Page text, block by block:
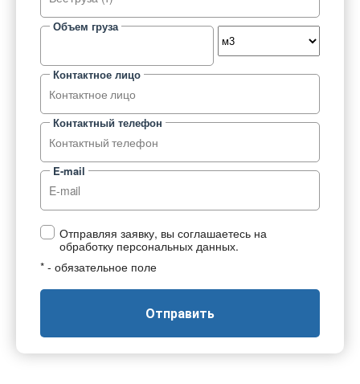
Объем груза
Контактное лицо
Контактный телефон
E-mail
Отправляя заявку, вы соглашаетесь на
обработку персональных данных.
* - обязательное поле
Отправить